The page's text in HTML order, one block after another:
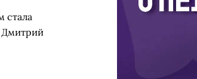
стала
Дмитрий